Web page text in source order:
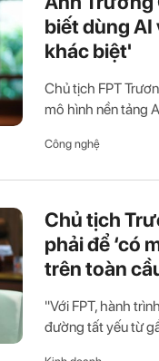
biết dùng AI
khác biệt'
Chủ tịch FPT
mô hình nền tảng
Công nghệ
Chủ tịch
phải để ‘có
trên toàn
"Với FPT, hành
đường tất yếu từ